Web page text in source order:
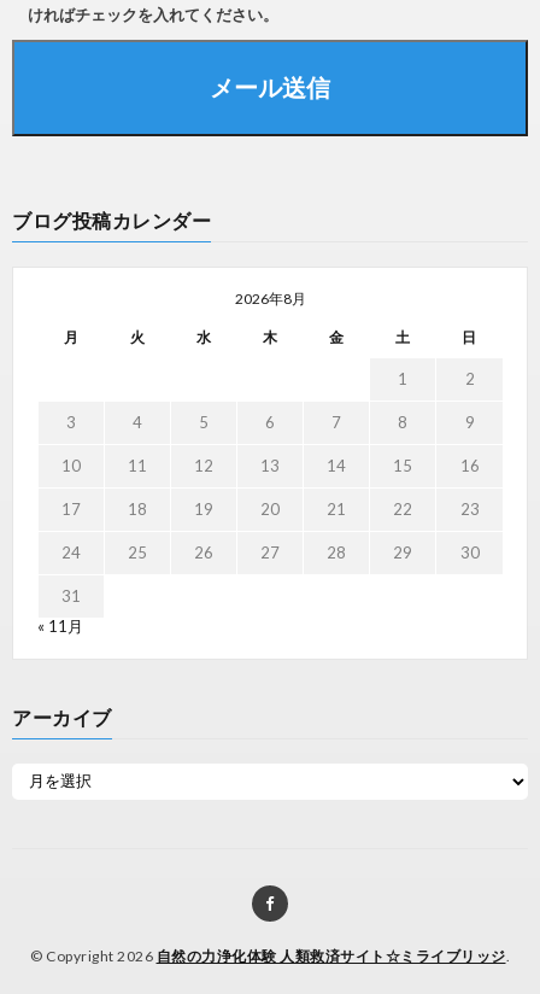
ければチェックを入れてください。
ブログ投稿カレンダー
2026年8月
月 火 水 木 金 土 日
1 2
3 4 5 6 7 8 9
10 11 12 13 14 15 16
17 18 19 20 21 22 23
24 25 26 27 28 29 30
31
« 11月
アーカイブ
© Copyright 2026 自然の力浄化体験 人類救済サイト☆ミライブリッジ.